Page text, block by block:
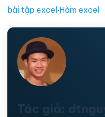
bài tập excel ∙Hàm excel
Tác giả: